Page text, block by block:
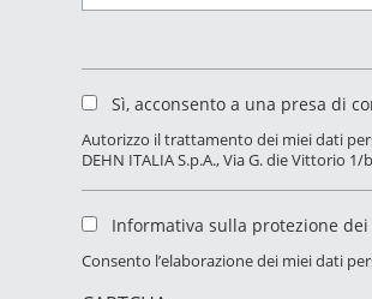
Sì, acconsento a una presa di
Autorizzo il trattamento dei miei dati
DEHN ITALIA S.p.A., Via G. die Vittorio
Informativa sulla protezione
Consento l’elaborazione dei miei dati